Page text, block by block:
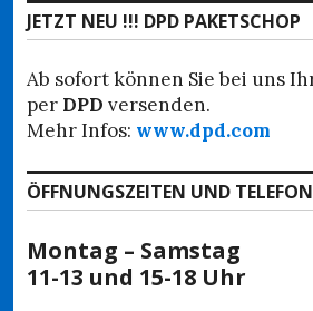
JETZT NEU !!! DPD PAKETSCHOP
Ab sofort können Sie bei uns
per DPD versenden.
Mehr Infos: www.dpd.com
ÖFFNUNGSZEITEN UND TELEFON
Montag – Samstag
11-13 und 15-18 Uhr